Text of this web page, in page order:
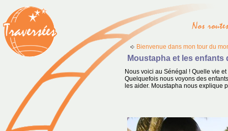
Bienvenue dans mon tour du
Moustapha et les enfants
Nous voici au Sénégal ! Quelle vie
Quelquefois nous voyons des
les aider. Moustapha nous explique